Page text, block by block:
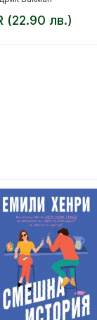
(22.90 лв.)